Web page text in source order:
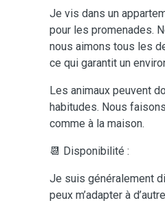
Je vis dans un
pour les promenades.
nous aimons tous les
ce qui garantit un
Les animaux peuvent
habitudes. Nous
comme à la maison.
📆 Disponibilité :
Je suis généralement
peux m’adapter à